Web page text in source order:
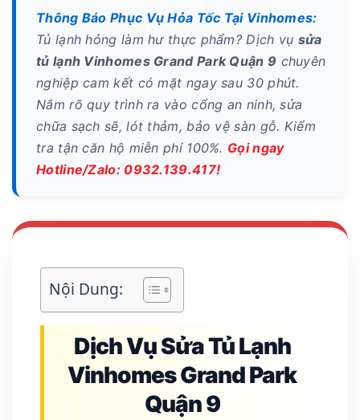
Thông Báo Phục Vụ Hỏa Tốc Tại Vinhomes:
Tủ lạnh hỏng làm hư thực phẩm? Dịch vụ sửa
tủ lạnh Vinhomes Grand Park Quận 9 chuyên
nghiệp cam kết có mặt ngay sau 30 phút.
Nắm rõ quy trình ra vào cổng an ninh, sửa
chữa sạch sẽ, lót thảm, bảo vệ sàn gỗ. Kiểm
tra tận căn hộ miễn phí 100%. Gọi ngay
Hotline/Zalo: 0932.139.417!
Nội Dung:
Dịch Vụ Sửa Tủ Lạnh
Vinhomes Grand Park
Quận 9